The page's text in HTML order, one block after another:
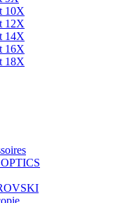
10X
12X
14X
16X
18X